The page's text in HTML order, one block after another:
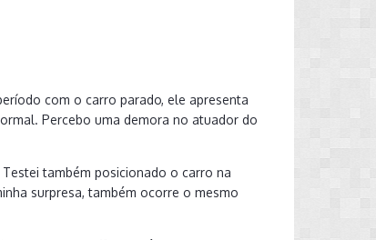
com o carro parado, ele apresenta
Percebo uma demora no atuador do
também posicionado o carro na
surpresa, também ocorre o mesmo